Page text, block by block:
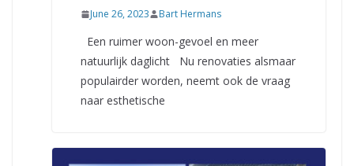
June 26, 2023 Bart Hermans
Een ruimer woon-gevoel en meer
natuurlijk daglicht Nu renovaties alsmaar
populairder worden, neemt ook de vraag
naar esthetische